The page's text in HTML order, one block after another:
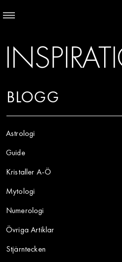
BLOGG
Astrologi
Guide
Kristaller A-Ö
Mytologi
Numerologi
Övriga Artiklar
Stjärntecken